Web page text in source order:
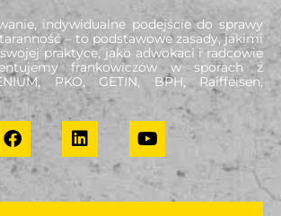
indywidualne podejście do sprawy
– to podstawowe zasady, jakimi
praktyce, jako adwokaci i radcowie
frankowiczów w sporach z
PKO, GETIN, BPH, Raiffeisen,